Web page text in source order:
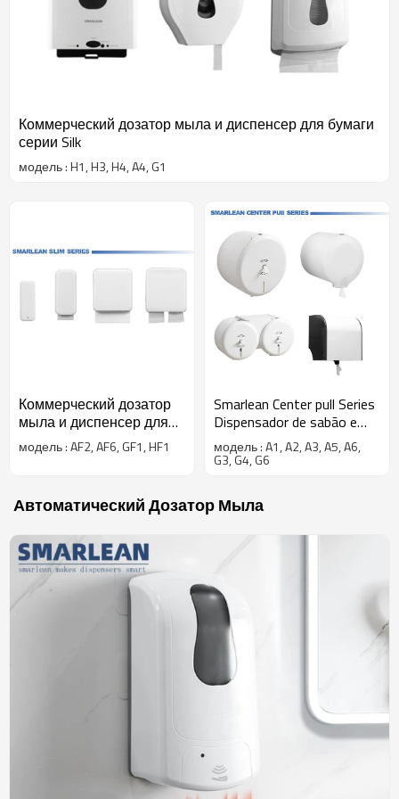
создание продукции по конкурентоспособной цене d. 20
инженеров НИОКР с инновационным дизайном; e. 10000
завод по производству пластика и форм; f. 16 литьевых форм
и 6 сборочных линий с высокой производительностью. g.
Коммерческий дозатор мыла и диспенсер для бумаги
серии Silk
модель : H1, H3, H4, A4, G1
Коммерческий дозатор
мыла и диспенсер для
бумаги серии Slim
модель : AF2, AF6, GF1, HF1
Smarlean Center pull Series
Dispensador de sabão e
dispensador de papel
модель : A1, A2, A3, A5, A6,
G3, G4, G6
Автоматический Дозатор Мыла